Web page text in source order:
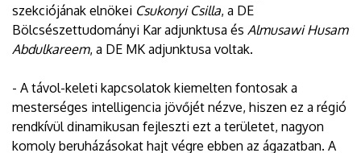
szekciójának elnökei Csukonyi Csilla, a DE
Bölcsészettudományi Kar adjunktusa és Almusawi Husam
Abdulkareem, a DE MK adjunktusa voltak.
- A távol-keleti kapcsolatok kiemelten fontosak a
mesterséges intelligencia jövőjét nézve, hiszen ez a régió
rendkívül dinamikusan fejleszti ezt a területet, nagyon
komoly beruházásokat hajt végre ebben az ágazatban. A